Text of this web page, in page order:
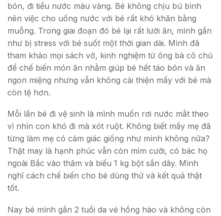
bón, đi tiểu nước màu vàng. Bé không chịu bú bình
nên việc cho uống nước với bé rất khó khăn bằng
muỗng. Trong giai đoạn đó bé lại rất lười ăn, mình gần
như bị stress với bé suốt một thời gian dài. Mình đã
tham khảo mọi sách vở, kinh nghiệm từ ông bà cô chú
để chế biến món ăn nhằm giúp bé hết táo bón và ăn
ngon miệng nhưng vẫn không cải thiện mấy với bé mà
còn tệ hơn.
Mỗi lần bé đi vệ sinh là mình muốn rơi nước mắt theo
vì nhìn con khó đi mà xót ruột. Không biết mấy mẹ đã
từng làm mẹ có cảm giác giống như mình không nữa?
Thật may là hạnh phúc vẫn còn mỉm cười, có bác họ
ngoài Bắc vào thăm và biếu 1 kg bột sắn dây. Mình
nghĩ cách chế biến cho bé dùng thử và kết quả thật
tốt.
Nay bé mình gần 2 tuổi da vẻ hồng hào và không còn